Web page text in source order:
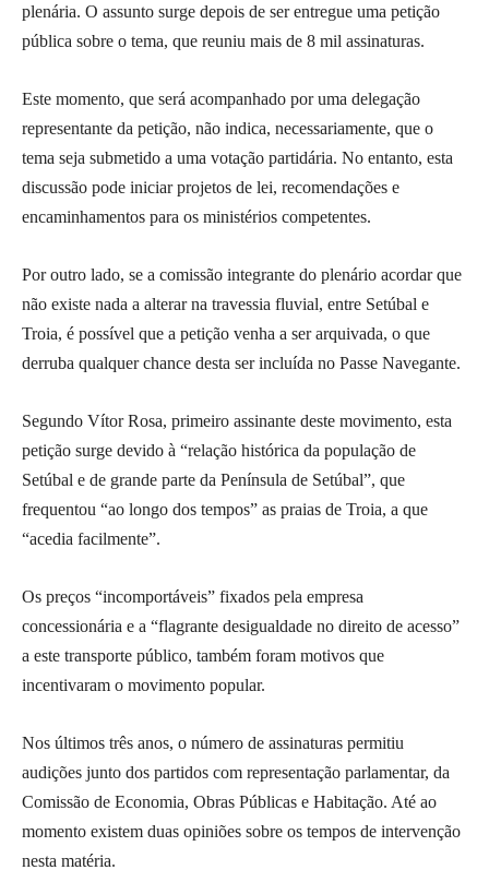
plenária. O assunto surge depois de ser entregue uma petição
pública sobre o tema, que reuniu mais de 8 mil assinaturas.
Este momento, que será acompanhado por uma delegação
representante da petição, não indica, necessariamente, que o
tema seja submetido a uma votação partidária. No entanto, esta
discussão pode iniciar projetos de lei, recomendações e
encaminhamentos para os ministérios competentes.
Por outro lado, se a comissão integrante do plenário acordar que
não existe nada a alterar na travessia fluvial, entre Setúbal e
Troia, é possível que a petição venha a ser arquivada, o que
derruba qualquer chance desta ser incluída no Passe Navegante.
Segundo Vítor Rosa, primeiro assinante deste movimento, esta
petição surge devido à “relação histórica da população de
Setúbal e de grande parte da Península de Setúbal”, que
frequentou “ao longo dos tempos” as praias de Troia, a que
“acedia facilmente”.
Os preços “incomportáveis” fixados pela empresa
concessionária e a “flagrante desigualdade no direito de acesso”
a este transporte público, também foram motivos que
incentivaram o movimento popular.
Nos últimos três anos, o número de assinaturas permitiu
audições junto dos partidos com representação parlamentar, da
Comissão de Economia, Obras Públicas e Habitação. Até ao
momento existem duas opiniões sobre os tempos de intervenção
nesta matéria.